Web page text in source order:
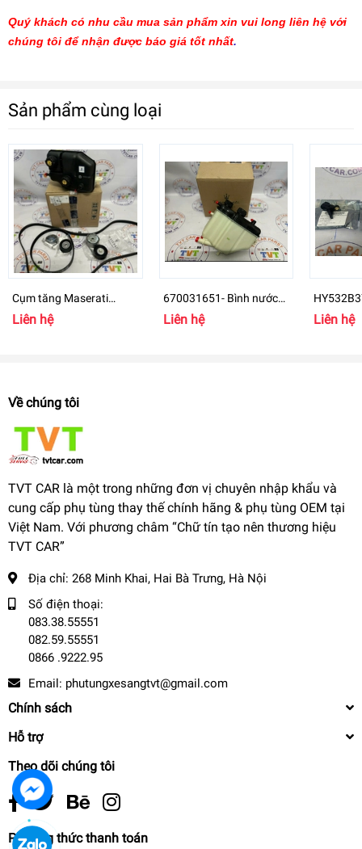
Quý khách có nhu cầu mua sản phẩm xin vui long liên hệ với
chúng tôi để nhận được báo giá tốt nhất.
Sản phẩm cùng loại
Cụm tăng Maserati
Ghibli 243857 , 286570
,278940 ,278950
Liên hệ
670031651- Bình nước
phụ Maserati Ghibli,
Levante
Liên hệ
biến
ABS
Liên hệ
Về chúng tôi
TVT CAR là một trong những đơn vị chuyên nhập khẩu và
cung cấp phụ tùng thay thế chính hãng & phụ tùng OEM tại
Việt Nam. Với phương châm “Chữ tín tạo nên thương hiệu
TVT CAR”
Địa chỉ: 268 Minh Khai, Hai Bà Trưng, Hà Nội
Số điện thoại:
083.38.55551
082.59.55551
0866 .9222.95
Email: phutungxesangtvt@gmail.com
Chính sách
Hỗ trợ
Theo dõi chúng tôi
Phương thức thanh toán